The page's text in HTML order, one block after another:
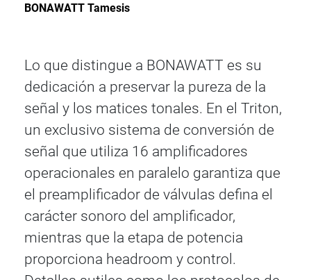
BONAWATT Tamesis
Lo que distingue a BONAWATT es su
dedicación a preservar la pureza de la
señal y los matices tonales. En el Triton,
un exclusivo sistema de conversión de
señal que utiliza 16 amplificadores
operacionales en paralelo garantiza que
el preamplificador de válvulas defina el
carácter sonoro del amplificador,
mientras que la etapa de potencia
proporciona headroom y control.